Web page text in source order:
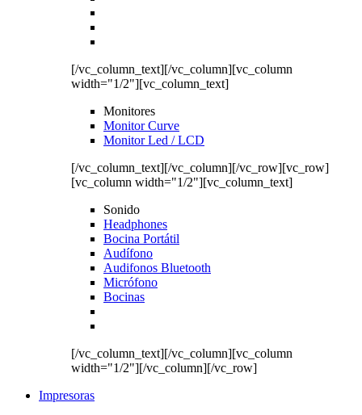
[/vc_column_text][/vc_column][vc_column
width="1/2"][vc_column_text]
Monitores
Monitor Curve
Monitor Led / LCD
[/vc_column_text][/vc_column][/vc_row][vc_row]
[vc_column width="1/2"][vc_column_text]
Sonido
Headphones
Bocina Portátil
Audífono
Audifonos Bluetooth
Micrófono
Bocinas
[/vc_column_text][/vc_column][vc_column
width="1/2"][/vc_column][/vc_row]
Impresoras